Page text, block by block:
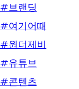
#브랜딩
#여기어때
#원더제비
#유튜브
#콘텐츠